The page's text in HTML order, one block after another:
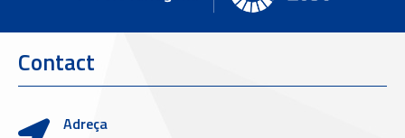
Contact
Adreça